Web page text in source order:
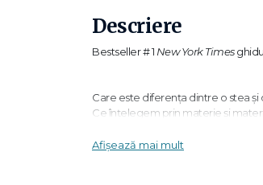
Descriere
Bestseller # 1 New York Times
Care este diferența dintre o stea și
Ce înțelegem prin materie și
Afișează mai mult